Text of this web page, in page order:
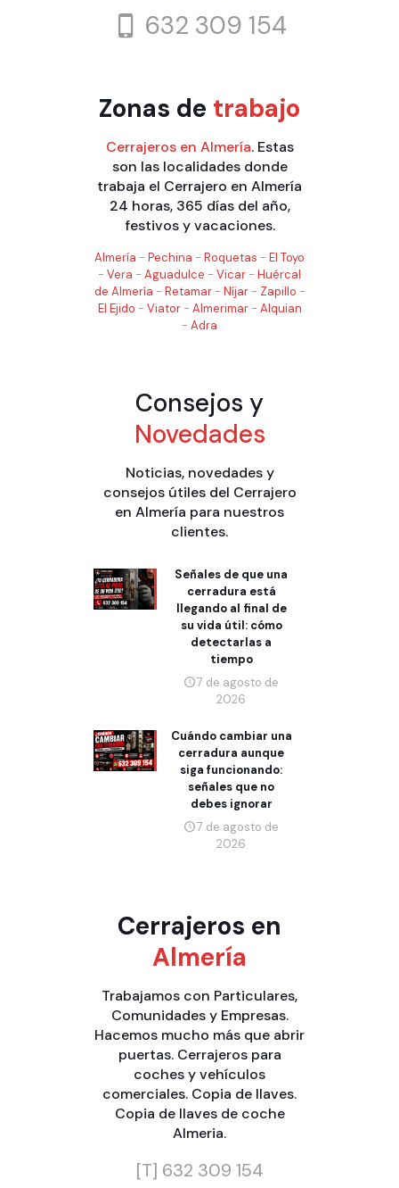
632 309 154
Zonas de trabajo
Cerrajeros en Almería. Estas
son las localidades donde
trabaja el Cerrajero en Almería
24 horas, 365 días del año,
festivos y vacaciones.
Almería - Pechina - Roquetas - El Toyo
- Vera - Aguadulce - Vicar - Huércal
de Almería - Retamar- Níjar- Zapillo -
El Ejido - Viator- Almerimar- Alquian
- Adra
Consejos y
Novedades
Noticias, novedades y
consejos útiles del Cerrajero
en Almería para nuestros
clientes.
Señales de que una
cerradura está
llegando al final de
su vida útil: cómo
detectarlas a
tiempo
7 de agosto de
2026
Cuándo cambiar una
cerradura aunque
siga funcionando:
señales que no
debes ignorar
7 de agosto de
2026
Cerrajeros en
Almería
Trabajamos con Particulares,
Comunidadesy Empresas.
Hacemos mucho más que abrir
puertas. Cerrajeros para
coches y vehículos
comerciales. Copia de llaves.
Copia de llaves de coche
Almeria.
[T] 632 309 154